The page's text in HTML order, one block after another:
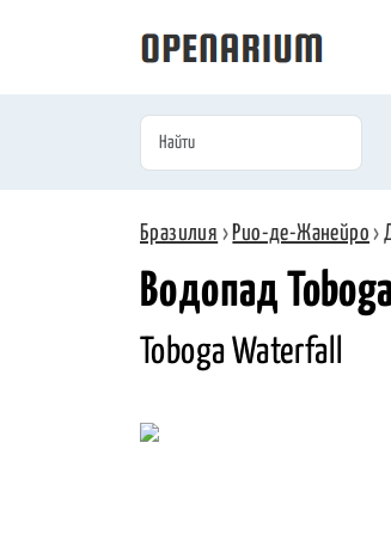
Бразилия › Рио-де-Жанейро ›
Водопад
Toboga Waterfall